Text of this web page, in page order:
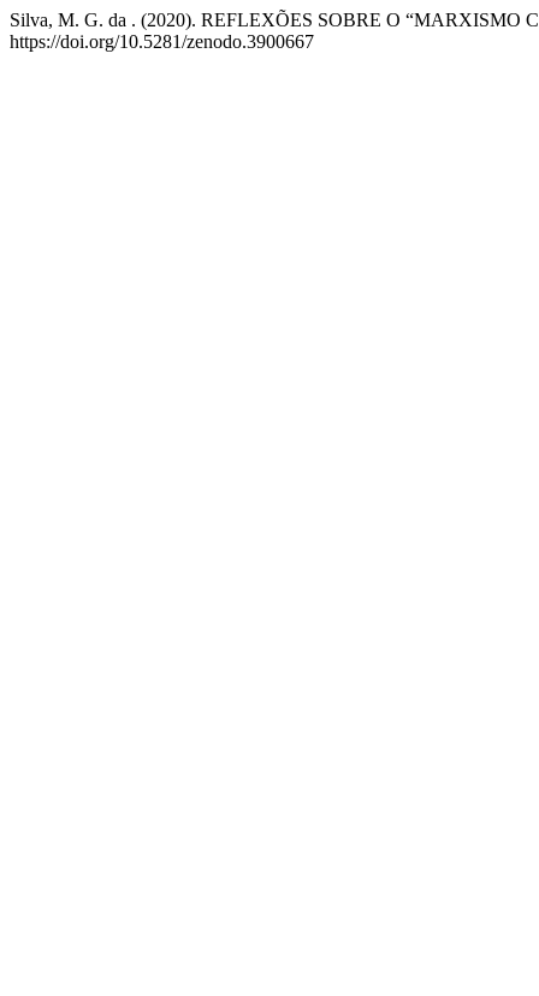
Silva, M. G. da . (2020). REFLEXÕES SOBRE O “MARXISMO
https://doi.org/10.5281/zenodo.3900667